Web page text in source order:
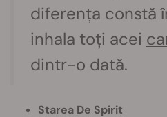
diferența constă
inhala toți acei
dintr-o dată.
Starea De Spirit